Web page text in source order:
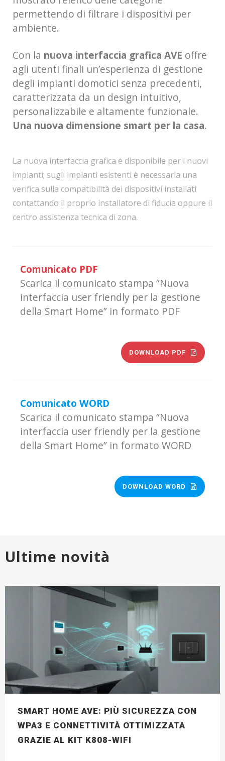
permettendo di filtrare i dispositivi per
ambiente.
Con la nuova interfaccia grafica AVE offre
agli utenti finali un’esperienza di gestione
degli impianti domotici senza precedenti,
caratterizzata da un design intuitivo,
personalizzabile e altamente funzionale.
Una nuova dimensione smart per la casa.
La nuova interfaccia grafica è disponibile per i nuovi
impianti; sugli impianti esistenti è necessaria una
verifica sulla compatibilità dei dispositivi installati
contattando il proprio installatore di fiducia oppure il
centro assistenza tecnica di zona.
Comunicato PDF
Scarica il comunicato stampa “Nuova
interfaccia user friendly per la gestione
della Smart Home” in formato PDF
DOWNLOAD PDF
Comunicato WORD
Scarica il comunicato stampa “Nuova
interfaccia user friendly per la gestione
della Smart Home” in formato WORD
DOWNLOAD WORD
Ultime novità
SMART HOME AVE: PIÙ SICUREZZA CON
WPA3 E CONNETTIVITÀ OTTIMIZZATA
GRAZIE AL KIT K808-WIFI